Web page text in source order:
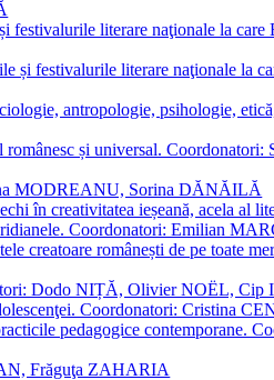
literare naţionale la care
și festivalurile literare naţionale la
antropologie, psihologie,
românesc și universal.
MODREANU, Sorina DĂNĂILĂ
în creativitatea ieșeană, acela al
Coordonatori: Emilian
creatoare românești de pe toate
Dodo NIȚĂ, Olivier NOËL, Cip
Coordonatori: Cristina
pedagogice contemporane.
Frăguţa ZAHARIA